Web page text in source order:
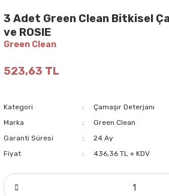
3 Adet Green Clean Bitkisel
ve ROSIE
Green Clean
523,63 TL
Kategori
Çamaşır Deterjanı
Marka
Green Clean
Garanti Süresi
24 Ay
Fiyat
436,36 TL + KDV